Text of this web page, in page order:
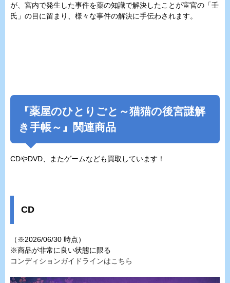
が、宮内で発生した事件を薬の知識で解決したことが宦官の「壬
氏」の目に留まり、様々な事件の解決に手伝わされます。
『薬屋のひとりごと～猫猫の後宮謎解
き手帳～ 』関連商品
CDやDVD、またゲームなども買取しています！
CD
（※2026/06/30 時点）
※商品が非常に良い状態に限る
コンディションガイドラインはこちら